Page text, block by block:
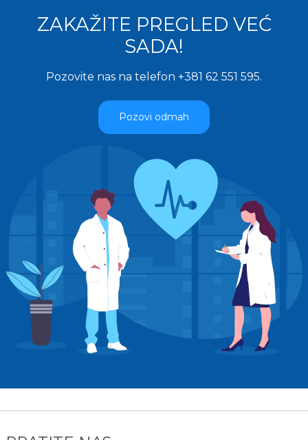
ZAKAŽITE PREGLED VEĆ
SADA!
Pozovite nas na telefon +381 62 551 595.
Pozovi odmah